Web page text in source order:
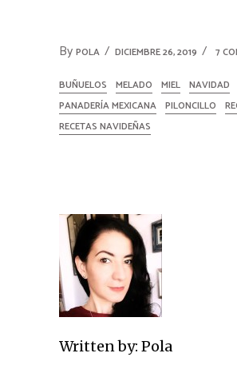
By POLA DICIEMBRE 26, 2019 7
BUÑUELOS MELADO MIEL NAVIDAD
PANADERÍA MEXICANA PILONCILLO
RECETAS NAVIDEÑAS
Written by: Pola